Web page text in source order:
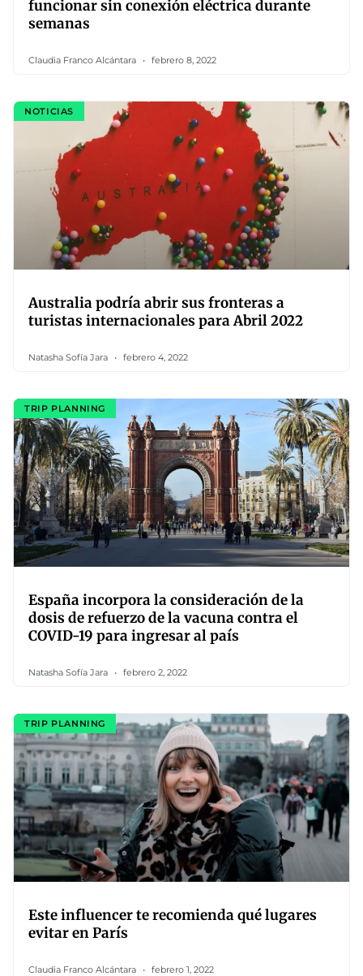
funcionar sin conexión eléctrica durante
semanas
Claudia Franco Alcántara febrero 8, 2022
NOTICIAS
Australia podría abrir sus fronteras a
turistas internacionales para Abril 2022
Natasha Sofía Jara febrero 4, 2022
TRIP PLANNING
España incorpora la consideración de la
dosis de refuerzo de la vacuna contra el
COVID-19 para ingresar al país
Natasha Sofía Jara febrero 2, 2022
TRIP PLANNING
Este influencer te recomienda qué lugares
evitar en París
Claudia Franco Alcántara febrero 1, 2022